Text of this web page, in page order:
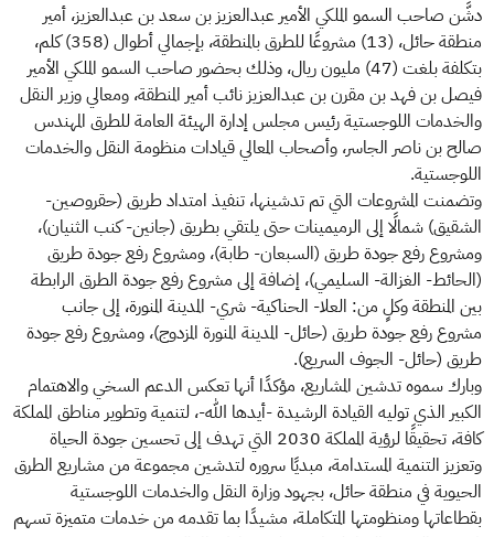
دشَّن صاحب السمو الملكي الأمير عبدالعزيز بن سعد بن عبدالعزيز، أمير
منطقة حائل، (13) مشروعًا للطرق بالمنطقة، بإجمالي أطوال (358) كلم،
بتكلفة بلغت (47) مليون ريال، وذلك بحضور صاحب السمو الملكي الأمير
فيصل بن فهد بن مقرن بن عبدالعزيز نائب أمير المنطقة، ومعالي وزير النقل
والخدمات اللوجستية رئيس مجلس إدارة الهيئة العامة للطرق المهندس
صالح بن ناصر الجاسر، وأصحاب المعالي قيادات منظومة النقل والخدمات
اللوجستية.
وتضمنت المشروعات التي تم تدشينها، تنفيذ امتداد طريق (حقروصين-
الشقيق) شمالًا إلى الرميمينات حتى يلتقي بطريق (جانين- كنب الثنيان)،
ومشروع رفع جودة طريق (السبعان- طابة)، ومشروع رفع جودة طريق
(الحائط- الغزالة- السليمي)، إضافة إلى مشروع رفع جودة الطرق الرابطة
بين المنطقة وكلٍ من: العلا- الحناكية- شري- المدينة المنورة، إلى جانب
مشروع رفع جودة طريق (حائل- المدينة المنورة المزدوج)، ومشروع رفع جودة
طريق (حائل- الجوف السريع).
وبارك سموه تدشين المشاريع، مؤكدًا أنها تعكس الدعم السخي والاهتمام
الكبير الذي توليه القيادة الرشيدة -أيدها الله-، لتنمية وتطوير مناطق المملكة
كافة، تحقيقًا لرؤية المملكة 2030 التي تهدف إلى تحسين جودة الحياة
وتعزيز التنمية المستدامة، مبديًا سروره لتدشين مجموعة من مشاريع الطرق
الحيوية في منطقة حائل، بجهود وزارة النقل والخدمات اللوجستية
بقطاعاتها ومنظومتها المتكاملة، مشيدًا بما تقدمه من خدمات متميزة تسهم